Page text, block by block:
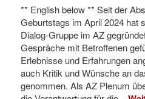
** English below ** Seit der
Geburtstags im April 2024 hat
Dialog-Gruppe im AZ
Gespräche mit Betroffenen
Erlebnisse und Erfahrungen
auch Kritik und Wünsche an
genommen. Als AZ Plenum